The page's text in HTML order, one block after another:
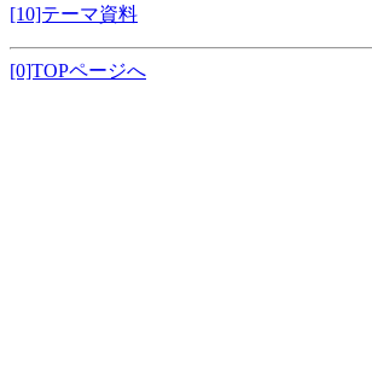
[10]テーマ資料
[0]TOPページへ